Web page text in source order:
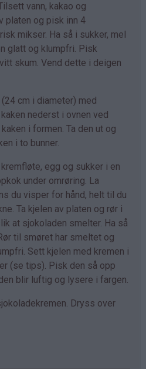
vann, kakao og
platen og pisk inn 4
mikser. Ha så i sukker, mel
glatt og klumpfri. Pisk
skum. Vend dette i deigen
cm i diameter) med
nederst i ovnen ved
i formen. Ta den ut og
i to bunner.
egg og sukker i en
under omrøring. La
du visper for hånd, helt til du
Ta kjelen av platen og rør i
at sjokoladen smelter. Ha så
til smøret har smeltet og
Sett kjelen med kremen i
(se tips). Pisk den så opp
blir luftig og lysere i fargen.
Dryss over